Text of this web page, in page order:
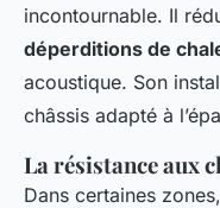
incontournable. Il
déperditions de
acoustique. Son
châssis adapté à
La résistance aux
Dans certaines